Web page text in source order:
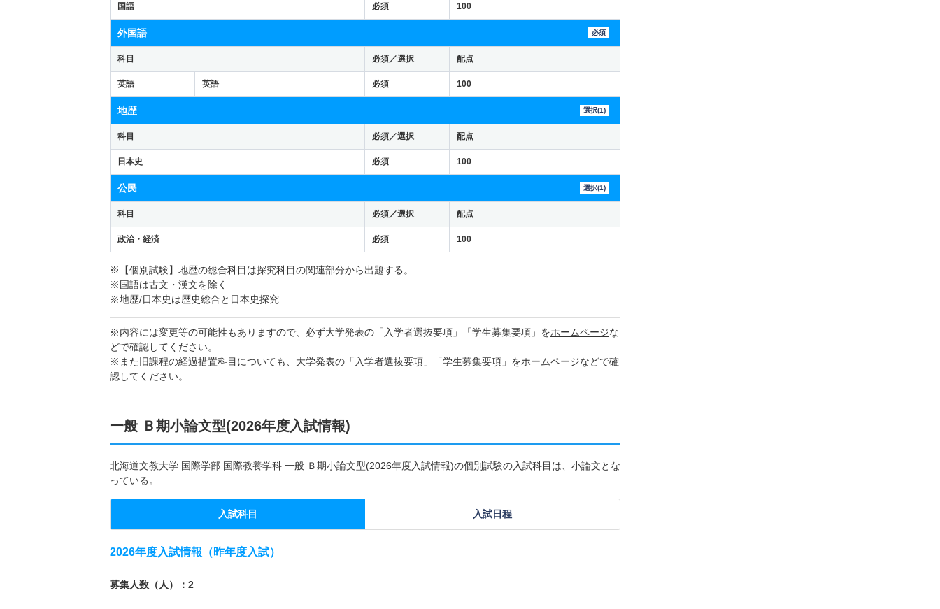
国語 必須 100
外国語 必須
科目 必須／選択 配点
英語 英語 必須 100
地歴 選択(1)
科目 必須／選択 配点
日本史 必須 100
公民 選択(1)
科目 必須／選択 配点
政治・経済 必須 100
※【個別試験】地歴の総合科目は探究科目の関連部分から出題する。
※国語は古文・漢文を除く
※地歴/日本史は歴史総合と日本史探究
※内容には変更等の可能性もありますので、必ず大学発表の「入学者選抜要項」「学生募集要項」をホームページな
どで確認してください。
※また旧課程の経過措置科目についても、大学発表の「入学者選抜要項」「学生募集要項」をホームページなどで確
認してください。
一般 Ｂ期小論文型(2026年度入試情報)
北海道文教大学 国際学部 国際教養学科 一般 Ｂ期小論文型(2026年度入試情報)の個別試験の入試科目は、小論文とな
っている。
入試科目 入試日程
2026年度入試情報（昨年度入試）
募集人数（人）：2